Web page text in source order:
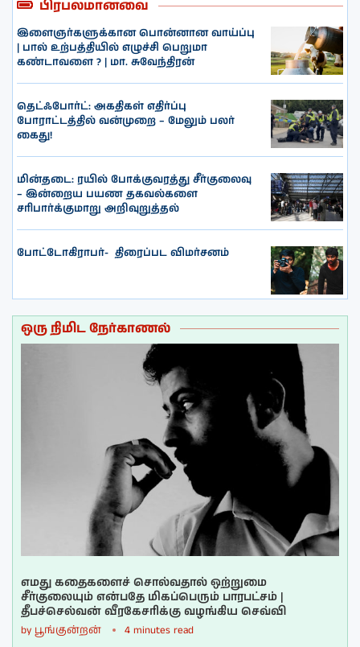
பிரபலமானவை
இளைஞர்களுக்கான பொன்னான வாய்ப்பு
| பால் உற்பத்தியில் எழுச்சி பெறுமா
கண்டாவளை ? | மா. சுவேந்திரன்
தெட்ஃபோர்ட்: அகதிகள் எதிர்ப்பு
போராட்டத்தில் வன்முறை – மேலும் பலர்
கைது!
மின்தடை: ரயில் போக்குவரத்து சீர்குலைவு
– இன்றைய பயண தகவல்களை
சரிபார்க்குமாறு அறிவுறுத்தல்
போட்டோகிராபர்- ‌ திரைப்பட விமர்சனம்
ஒரு நிமிட நேர்காணல்
எமது கதைகளைச் சொல்வதால் ஒற்றுமை
சீர்குலையும் என்பதே மிகப்பெரும் பாரபட்சம் |
தீபச்செல்வன் வீரகேசரிக்கு வழங்கிய செவ்வி
by பூங்குன்றன் 4 minutes read